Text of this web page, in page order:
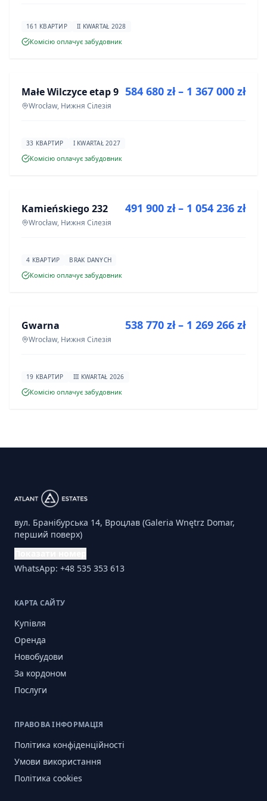
161 КВАРТИР II KWARTAŁ 2028
Комісію оплачує забудовник
ІНВЕСТИЦІЯ
Małe Wilczyce etap 9
Wrocław, Нижня Сілезія
584 680 zł – 1 367 000 zł
33 КВАРТИР I KWARTAŁ 2027
Комісію оплачує забудовник
ІНВЕСТИЦІЯ
Kamieńskiego 232
Wrocław, Нижня Сілезія
491 900 zł – 1 054 236 zł
4 КВАРТИР BRAK DANYCH
Комісію оплачує забудовник
ІНВЕСТИЦІЯ
Gwarna
Wrocław, Нижня Сілезія
538 770 zł – 1 269 266 zł
19 КВАРТИР III KWARTAŁ 2026
Комісію оплачує забудовник
вул. Бранібурська 14, Вроцлав (Galeria Wnętrz Domar,
перший поверх)
WhatsApp: +48 535 353 613
КАРТА САЙТУ
Купівля
Оренда
Новобудови
За кордоном
Послуги
ПРАВОВА ІНФОРМАЦІЯ
Політика конфіденційності
Умови використання
Політика cookies